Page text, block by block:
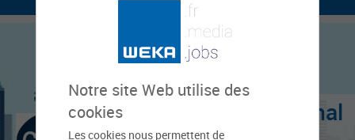
Notre site Web utilise des
cookies
Les cookies nous permettent de
CNRS - Centre national